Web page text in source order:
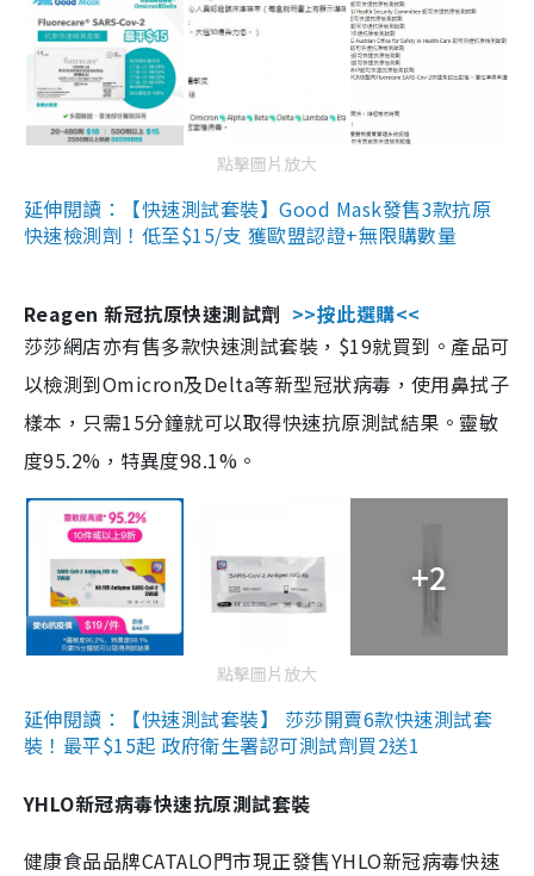
點擊圖片放大
延伸閱讀：【快速測試套裝】Good Mask發售3款抗原
快速檢測劑！低至$15/支 獲歐盟認證+無限購數量
Reagen 新冠抗原快速測試劑 >>按此選購<<
莎莎網店亦有售多款快速測試套裝，$19就買到。產品可
以檢測到Omicron及Delta等新型冠狀病毒，使用鼻拭子
樣本，只需15分鐘就可以取得快速抗原測試結果。靈敏
度95.2%，特異度98.1%。
+2
點擊圖片放大
延伸閱讀：【快速測試套裝】 莎莎開賣6款快速測試套
裝！最平$15起 政府衛生署認可測試劑買2送1
YHLO新冠病毒快速抗原測試套裝
健康食品品牌CATALO門市現正發售YHLO新冠病毒快速